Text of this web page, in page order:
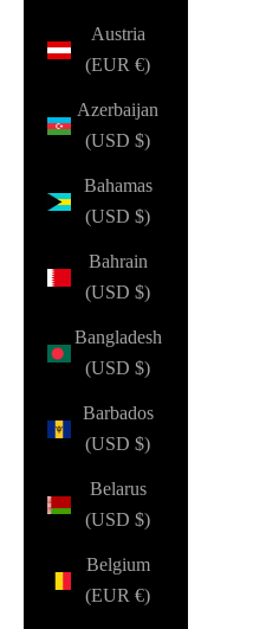
Austria
(EUR €)
Azerbaijan
(USD $)
Bahamas
(USD $)
Bahrain
(USD $)
Bangladesh
(USD $)
Barbados
(USD $)
Belarus
(USD $)
Belgium
(EUR €)